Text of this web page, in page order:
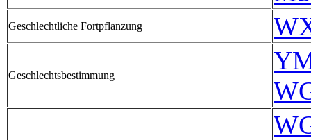
Geschlechtliche Fortpflanzung
Geschlechtsbestimmung